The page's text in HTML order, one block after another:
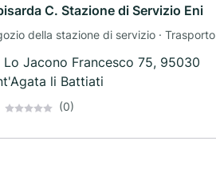
C. Stazione di Servizio Eni
della stazione di servizio · Trasporto
Lo Jacono Francesco 75, 95030
li Battiati
(0)